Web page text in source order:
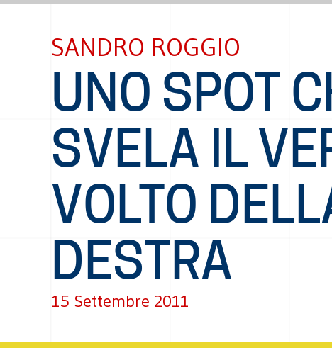
SANDRO ROGGIO
UNO SPOT
SVELA IL
VOLTO
DESTRA
15 Settembre 2011